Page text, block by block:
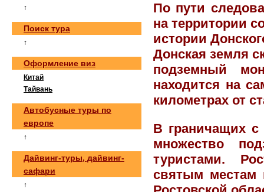
По пути
на территории
истории
Донская земля
подземный
находится на
километрах от
В граничащих с
множество
туристами.
святым местам
↑
Поиск тура
↑
Оформление виз
Китай
Тайвань
Автобусные туры по
европе
↑
Дайвинг-туры, дайвинг-
сафари
↑